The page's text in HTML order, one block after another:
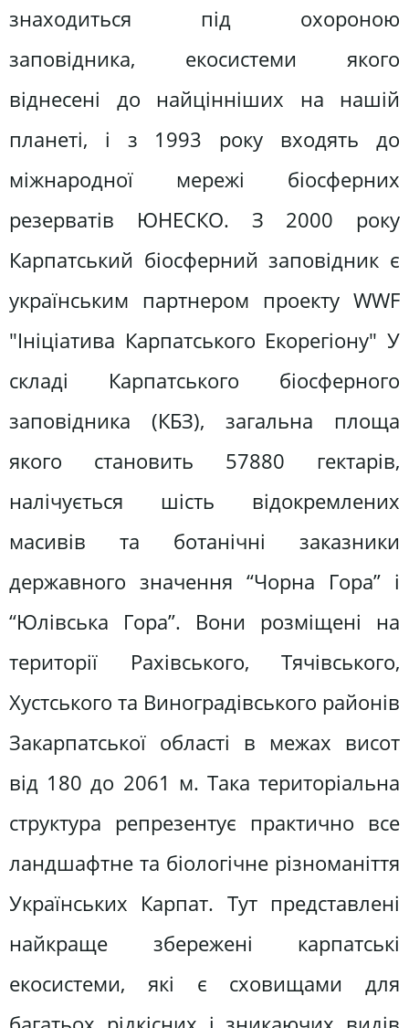
знаходиться під охороною
заповідника, екосистеми якого
віднесені до найцінніших на нашій
планеті, і з 1993 року входять до
міжнародної мережі біосферних
резерватів ЮНЕСКО. З 2000 року
Карпатський біосферний заповідник є
українським партнером проекту WWF
"Ініціатива Карпатського Екорегіону" У
складі Карпатського біосферного
заповiдника (КБЗ), загальна площа
якого становить 57880 гектарiв,
налічується шість вiдокремлених
масивiв та ботанічні заказники
державного значення “Чорна Гора” і
“Юлівська Гора”. Вони розмiщені на
територiї Рахiвського, Тячiвського,
Хустського та Виноградівського районiв
Закарпатської областi в межах висот
від 180 до 2061 м. Така територіальна
структура репрезентує практично все
ландшафтне та біологічне різноманіття
Українських Карпат. Тут представленi
найкраще збереженi карпатськi
екосистеми, якi є сховищами для